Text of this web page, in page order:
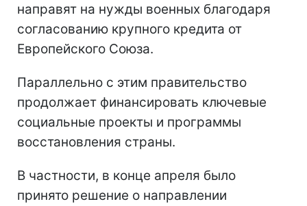
направят на нужды военных благодаря
согласованию крупного кредита от
Европейского Союза.
Параллельно с этим правительство
продолжает финансировать ключевые
социальные проекты и программы
восстановления страны.
В частности, в конце апреля было
принято решение о направлении